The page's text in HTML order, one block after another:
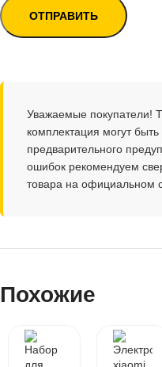
Уважаемые покупатели!
комплектация могут
предварительного
ошибок рекомендуем
товара на официальном
Похожие